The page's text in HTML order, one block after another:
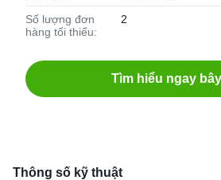
Số lượng đơn
hàng tối thiểu:
2
Tìm hiểu ngay
Thông số kỹ thuật